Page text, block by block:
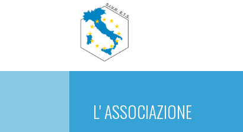
L' ASSOCIAZIONE